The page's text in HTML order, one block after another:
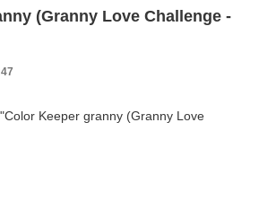
(Granny Love Challenge -